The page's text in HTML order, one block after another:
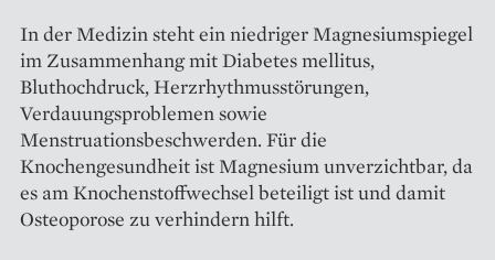
In der Medizin steht ein niedriger Magnesiumspiegel
im Zusammenhang mit Diabetes mellitus,
Bluthochdruck, Herzrhythmusstörungen,
Verdauungsproblemen sowie
Menstruationsbeschwerden. Für die
Knochengesundheit ist Magnesium unverzichtbar, da
es am Knochenstoffwechsel beteiligt ist und damit
Osteoporose zu verhindern hilft.